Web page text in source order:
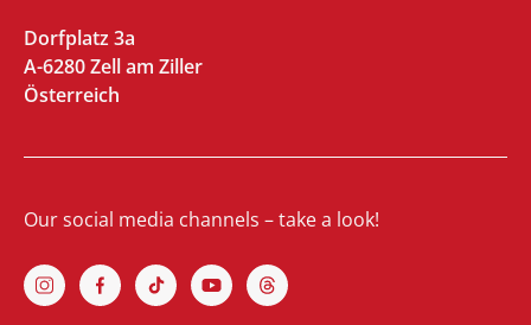
Dorfplatz 3a
A-6280 Zell am Ziller
Österreich
Our social media channels – take a look!